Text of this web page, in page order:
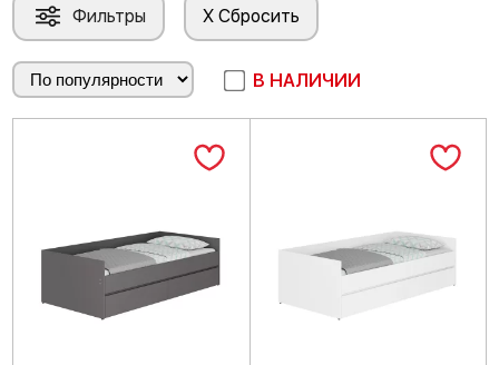
Фильтры X Сбросить
В НАЛИЧИИ